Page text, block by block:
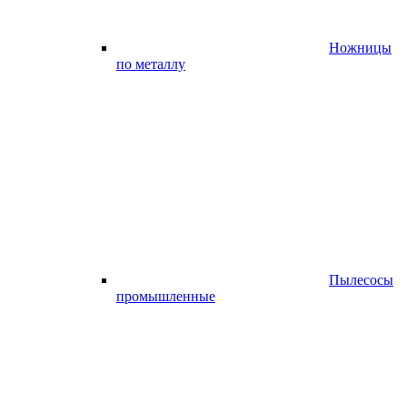
Ножницы
по металлу
Пылесосы
промышленные